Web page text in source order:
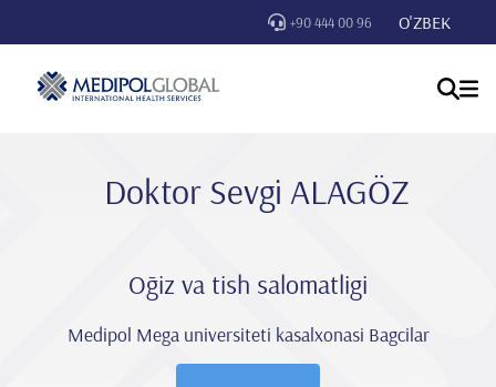
+90 444 00 96 O'ZBEK
Doktor Sevgi̇ ALAGÖZ
Oğiz va tish salomatligi
Medipol Mega universiteti kasalxonasi Bagcilar